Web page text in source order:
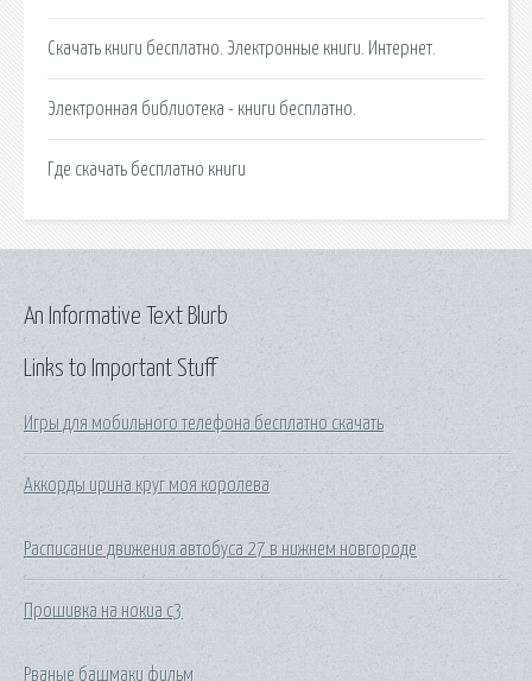
Скачать книги бесплатно. Электронные книги. Интернет.
Электронная библиотека - книги бесплатно.
Где скачать бесплатно книги
Links to Important Stuff
Игры для мобильного телефона бесплатно скачать
Аккорды ирина круг моя королева
Расписание движения автобуса 27 в нижнем новгороде
Прошивка на нокиа с3
Рваные башмаки фильм
An Informative Text Blurb